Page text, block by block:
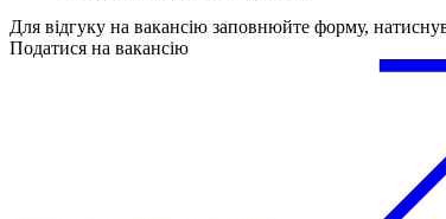
Для відгуку на вакансію заповнюйте форму,
Податися на вакансію